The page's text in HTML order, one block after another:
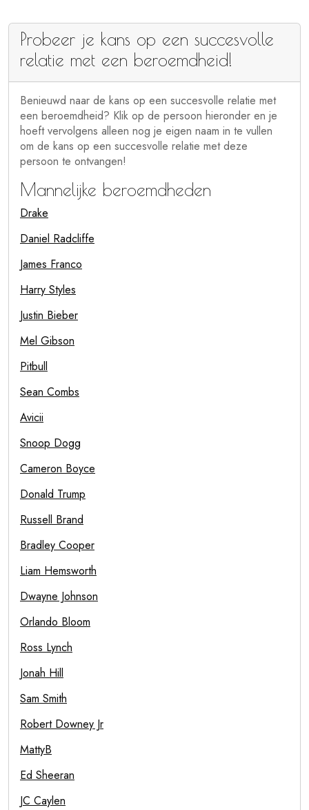
Probeer je kans op een succesvolle
relatie met een beroemdheid!
Benieuwd naar de kans op een succesvolle relatie met
een beroemdheid? Klik op de persoon hieronder en je
hoeft vervolgens alleen nog je eigen naam in te vullen
om de kans op een succesvolle relatie met deze
persoon te ontvangen!
Mannelijke beroemdheden
Drake
Daniel Radcliffe
James Franco
Harry Styles
Justin Bieber
Mel Gibson
Pitbull
Sean Combs
Avicii
Snoop Dogg
Cameron Boyce
Donald Trump
Russell Brand
Bradley Cooper
Liam Hemsworth
Dwayne Johnson
Orlando Bloom
Ross Lynch
Jonah Hill
Sam Smith
Robert Downey Jr
MattyB
Ed Sheeran
JC Caylen